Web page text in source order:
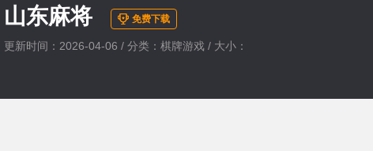
山东麻将 免费下载
更新时间：2026-04-06 / 分类：棋牌游戏 / 大小：